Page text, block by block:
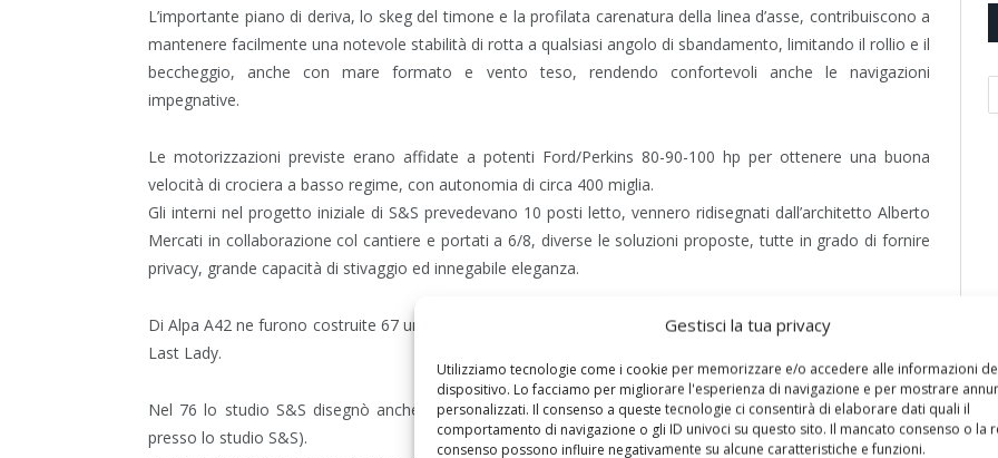
Gestisci la tua privacy
Utilizziamo tecnologie come i cookie per memorizzare e/o accedere alle informazioni
dispositivo. Lo facciamo per migliorare l'esperienza di navigazione e per mostrare
personalizzati. Il consenso a queste tecnologie ci consentirà di elaborare dati quali il
comportamento di navigazione o gli ID univoci su questo sito. Il mancato consenso o la
consenso possono influire negativamente su alcune caratteristiche e funzioni.
L’importante piano di deriva, lo skeg del timone e la profilata carenatura della linea d’asse, contribuiscono a
mantenere facilmente una notevole stabilità di rotta a qualsiasi angolo di sbandamento, limitando il rollio e il
beccheggio, anche con mare formato e vento teso, rendendo confortevoli anche le navigazioni
impegnative.
Le motorizzazioni previste erano affidate a potenti Ford/Perkins 80-90-100 hp per ottenere una buona
velocità di crociera a basso regime, con autonomia di circa 400 miglia.
Gli interni nel progetto iniziale di S&S prevedevano 10 posti letto, vennero ridisegnati dall’architetto Alberto
Mercati in collaborazione col cantiere e portati a 6/8, diverse le soluzioni proposte, tutte in grado di fornire
privacy, grande capacità di stivaggio ed innegabile eleganza.
Di Alpa A42 ne furono costruite 67 unità e l’ultima fu chiamata dal cantiere (col permesso dell’armatore) The
Last Lady.
Nel 76 lo studio S&S disegnò anche il progetto per un’eventuale delfiniera (progetto tutt’ora acquistabile
presso lo studio S&S).